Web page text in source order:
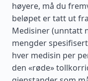
høyere, må du
beløpet er tatt ut
Medisiner (unntatt
mengder
hver medisin per
den «røde»